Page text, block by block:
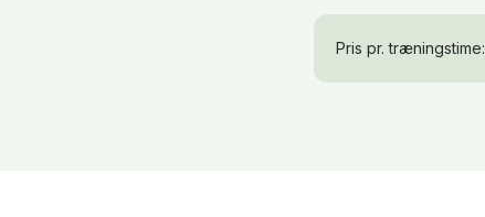
Pris pr. træningstime: